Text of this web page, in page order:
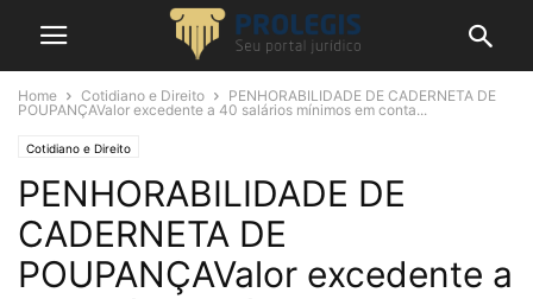
Home Cotidiano e Direito
PENHORABILIDADE DE CADERNETA DE
POUPANÇAValor excedente a 40 salários mínimos em conta...
Cotidiano e Direito
PENHORABILIDADE DE
CADERNETA DE
POUPANÇAValor excedente a